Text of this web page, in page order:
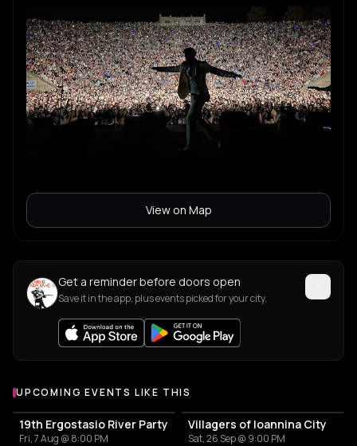
View on Map
Get a reminder before doors open
Save it in the app, plus events picked for your city.
UPCOMING EVENTS LIKE THIS
19th Ergostasio River Party
Fri, 7 Aug @ 8:00 PM
Villagers of Ioannina City
Sat, 26 Sep @ 9:00 PM